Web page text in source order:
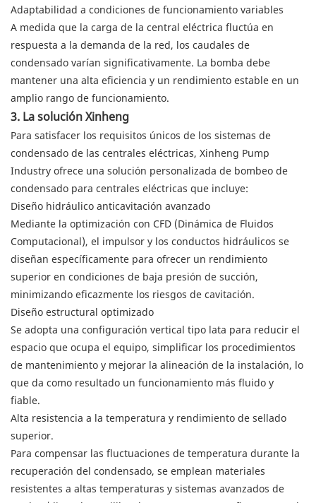
Adaptabilidad a condiciones de funcionamiento variables
A medida que la carga de la central eléctrica fluctúa en
respuesta a la demanda de la red, los caudales de
condensado varían significativamente. La bomba debe
mantener una alta eficiencia y un rendimiento estable en un
amplio rango de funcionamiento.
3. La solución Xinheng
Para satisfacer los requisitos únicos de los sistemas de
condensado de las centrales eléctricas, Xinheng Pump
Industry ofrece una solución personalizada de bombeo de
condensado para centrales eléctricas que incluye:
Diseño hidráulico anticavitación avanzado
Mediante la optimización con CFD (Dinámica de Fluidos
Computacional), el impulsor y los conductos hidráulicos se
diseñan específicamente para ofrecer un rendimiento
superior en condiciones de baja presión de succión,
minimizando eficazmente los riesgos de cavitación.
Diseño estructural optimizado
Se adopta una configuración vertical tipo lata para reducir el
espacio que ocupa el equipo, simplificar los procedimientos
de mantenimiento y mejorar la alineación de la instalación, lo
que da como resultado un funcionamiento más fluido y
fiable.
Alta resistencia a la temperatura y rendimiento de sellado
superior.
Para compensar las fluctuaciones de temperatura durante la
recuperación del condensado, se emplean materiales
resistentes a altas temperaturas y sistemas avanzados de